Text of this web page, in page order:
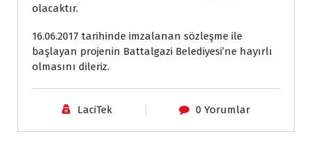
olacaktır.
16.06.2017 tarihinde imzalanan sözleşme ile
başlayan projenin Battalgazi Belediyesi’ne hayırlı
olmasını dileriz.
LaciTek 0 Yorumlar